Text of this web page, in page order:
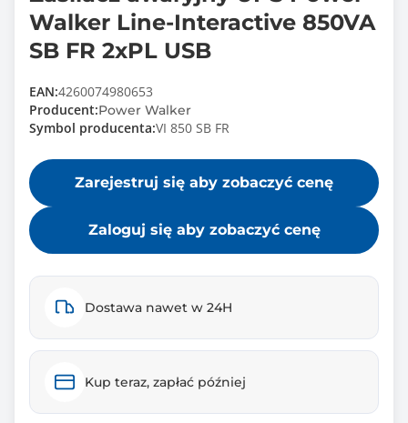
Walker Line-Interactive 850VA
SB FR 2xPL USB
EAN:4260074980653
Producent:Power Walker
Symbol producenta:VI 850 SB FR
Zarejestruj się aby zobaczyć cenę
Zaloguj się aby zobaczyć cenę
Dostawa nawet w 24H
Kup teraz, zapłać później